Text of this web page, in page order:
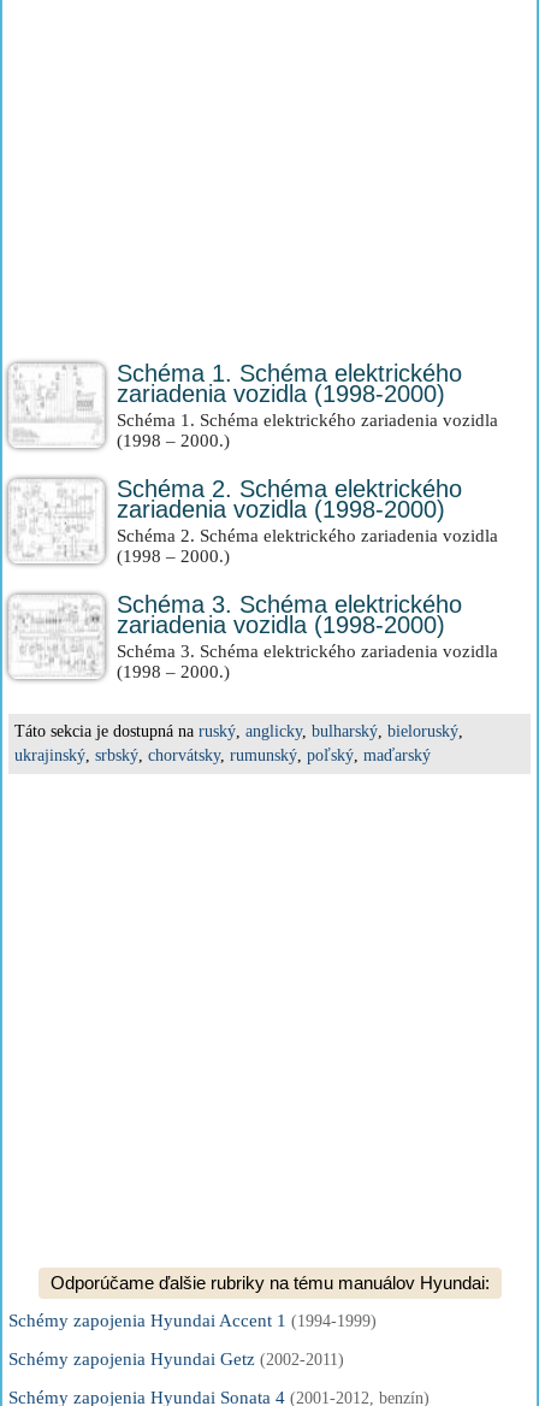
Schéma 1. Schéma elektrického
zariadenia vozidla (1998-2000)
Schéma 1. Schéma elektrického zariadenia vozidla
(1998 – 2000.)
Schéma 2. Schéma elektrického
zariadenia vozidla (1998-2000)
Schéma 2. Schéma elektrického zariadenia vozidla
(1998 – 2000.)
Schéma 3. Schéma elektrického
zariadenia vozidla (1998-2000)
Schéma 3. Schéma elektrického zariadenia vozidla
(1998 – 2000.)
Táto sekcia je dostupná na ruský, anglicky, bulharský, bieloruský,
ukrajinský, srbský, chorvátsky, rumunský, poľský, maďarský
Odporúčame ďalšie rubriky na tému manuálov Hyundai:
Schémy zapojenia Hyundai Accent 1 (1994-1999)
Schémy zapojenia Hyundai Getz (2002-2011)
Schémy zapojenia Hyundai Sonata 4 (2001-2012, benzín)